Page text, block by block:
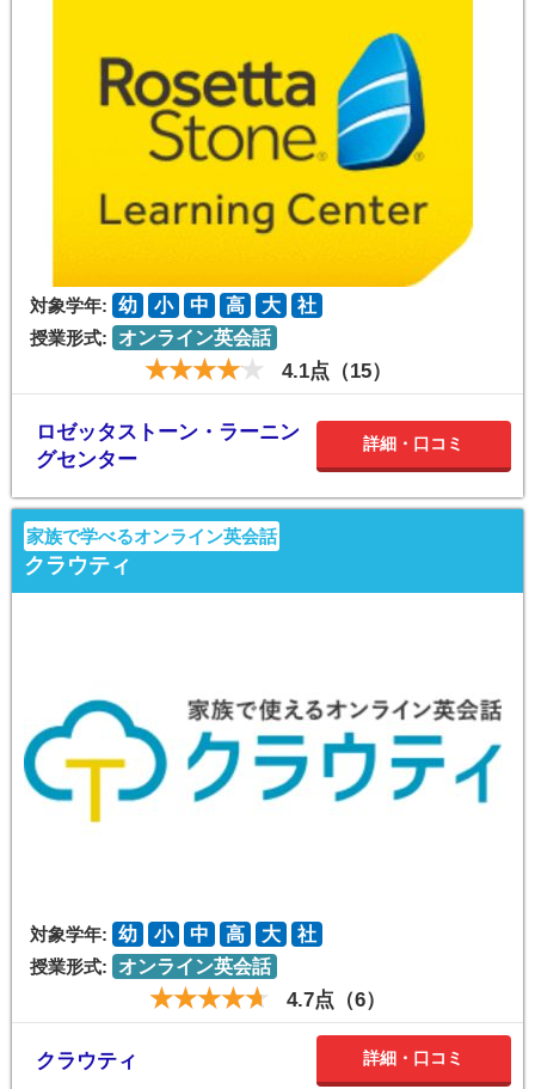
対象学年: 幼 小 中 高 大
社
授業形式:
オンライン英会話
4.1点（15）
ロゼッタストーン・ラーニン
グセンター
詳細・口コミ
家族で学べるオンライン英会話
クラウティ
対象学年: 幼 小 中 高 大
社
授業形式:
オンライン英会話
4.7点（6）
クラウティ 詳細・口コミ